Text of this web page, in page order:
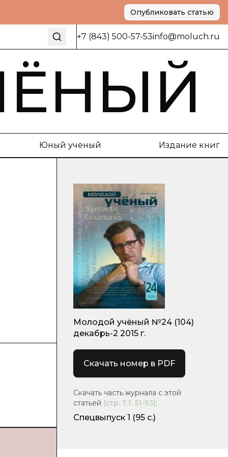
Опубликовать статью
+7 (843) 500-57-53info@moluch.ru
Юный ученый Издание книг
Молодой учёный №24 (104)
декабрь-2 2015 г.
Скачать номер в PDF
Скачать часть журнала с этой
статьей (стр. Т.1. 51-53):
Спецвыпуск 1 (95 с.)